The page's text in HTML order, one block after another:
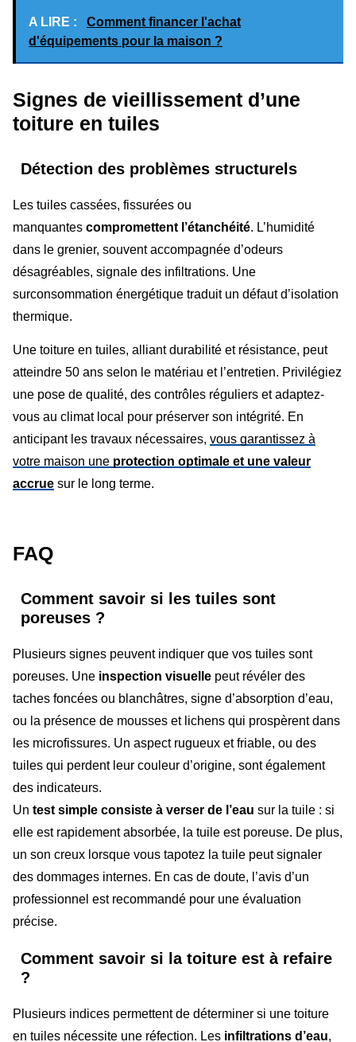
A LIRE :
Comment financer l'achat
d'équipements pour la maison ?
Signes de vieillissement d’une
toiture en tuiles
Détection des problèmes structurels
Les tuiles cassées, fissurées ou
manquantes compromettent l’étanchéité. L’humidité
dans le grenier, souvent accompagnée d’odeurs
désagréables, signale des infiltrations. Une
surconsommation énergétique traduit un défaut d’isolation
thermique.
Une toiture en tuiles, alliant durabilité et résistance, peut
atteindre 50 ans selon le matériau et l’entretien. Privilégiez
une pose de qualité, des contrôles réguliers et adaptez-
vous au climat local pour préserver son intégrité. En
anticipant les travaux nécessaires, vous garantissez à
votre maison une protection optimale et une valeur
accrue sur le long terme.
FAQ
Comment savoir si les tuiles sont
poreuses ?
Plusieurs signes peuvent indiquer que vos tuiles sont
poreuses. Une inspection visuelle peut révéler des
taches foncées ou blanchâtres, signe d’absorption d’eau,
ou la présence de mousses et lichens qui prospèrent dans
les microfissures. Un aspect rugueux et friable, ou des
tuiles qui perdent leur couleur d’origine, sont également
des indicateurs.
Un test simple consiste à verser de l’eau sur la tuile : si
elle est rapidement absorbée, la tuile est poreuse. De plus,
un son creux lorsque vous tapotez la tuile peut signaler
des dommages internes. En cas de doute, l’avis d’un
professionnel est recommandé pour une évaluation
précise.
Comment savoir si la toiture est à refaire
?
Plusieurs indices permettent de déterminer si une toiture
en tuiles nécessite une réfection. Les infiltrations d’eau,